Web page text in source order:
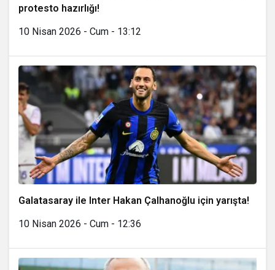
protesto hazırlığı!
10 Nisan 2026 - Cum - 13:12
Galatasaray ile Inter Hakan Çalhanoğlu için yarışta!
10 Nisan 2026 - Cum - 12:36